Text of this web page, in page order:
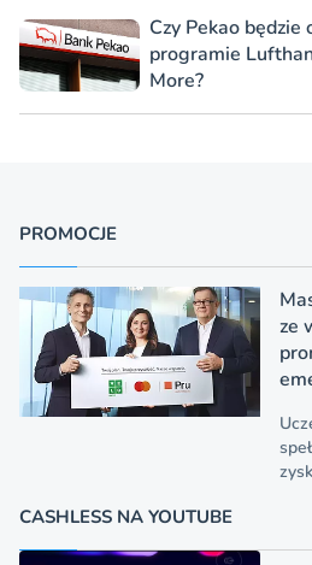
Czy Pekao
programie
More?
PROMOCJE
ze
CASHLESS NA YOUTUBE